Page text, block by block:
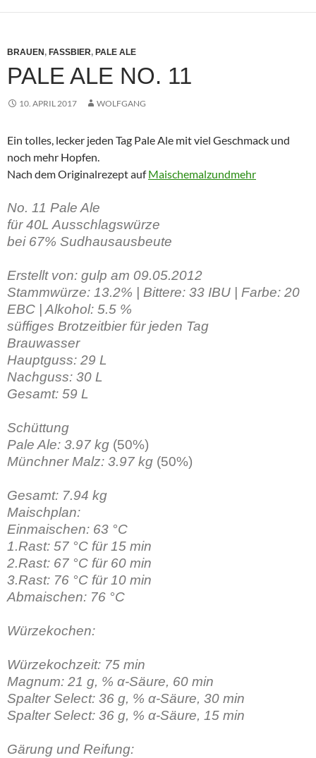
BRAUEN, FASSBIER, PALE ALE
PALE ALE NO. 11
10. APRIL 2017 WOLFGANG
Ein tolles, lecker jeden Tag Pale Ale mit viel Geschmack und
noch mehr Hopfen.
Nach dem Originalrezept aufMaischemalzundmehr
No. 11 Pale Ale
für 40L Ausschlagswürze
bei 67% Sudhausausbeute
Erstellt von: gulp am 09.05.2012
Stammwürze: 13.2% | Bittere: 33 IBU | Farbe: 20
EBC | Alkohol: 5.5 %
süffiges Brotzeitbier für jeden Tag
Brauwasser
Hauptguss: 29 L
Nachguss: 30 L
Gesamt: 59 L
Schüttung
Pale Ale: 3.97 kg (50%)
Münchner Malz: 3.97 kg (50%)
Gesamt: 7.94 kg
Maischplan:
Einmaischen: 63 °C
1.Rast: 57 °C für 15 min
2.Rast: 67 °C für 60 min
3.Rast: 76 °C für 10 min
Abmaischen: 76 °C
Würzekochen:
Würzekochzeit: 75 min
Magnum: 21 g, % α-Säure, 60 min
Spalter Select: 36 g, % α-Säure, 30 min
Spalter Select: 36 g, % α-Säure, 15 min
Gärung und Reifung: